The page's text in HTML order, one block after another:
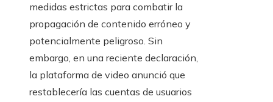
medidas estrictas para combatir la
propagación de contenido erróneo y
potencialmente peligroso. Sin
embargo, en una reciente declaración,
la plataforma de video anunció que
restablecería las cuentas de usuarios